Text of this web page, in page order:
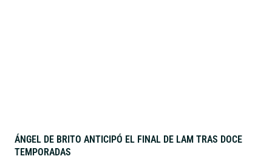
ÁNGEL DE BRITO ANTICIPÓ EL FINAL DE LAM TRAS DOCE
TEMPORADAS